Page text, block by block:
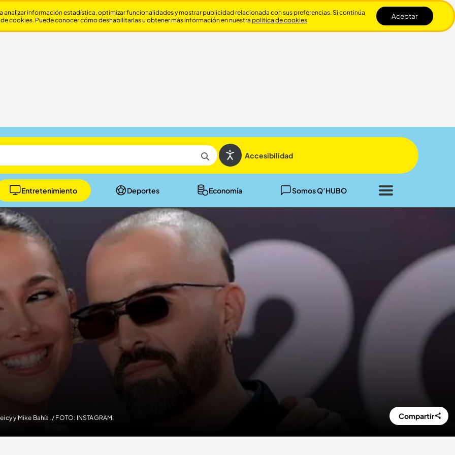
Accesibilidad
Entretenimiento Deportes Economía Somos Q’HUBO
Cerrar
y Mike Bahía. / FOTO: INSTAGRAM. Compartir
información estadística, optimizar funcionalidades y mostrar publicidad relacionada con sus preferencias. Si continúa
cookies. Puede conocer cómo deshabilitarlas u obtener más información en nuestra politica de cookies Aceptar